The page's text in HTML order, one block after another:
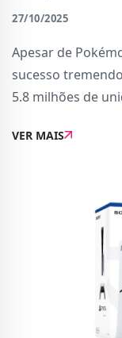
27/10/2025
Apesar de
sucesso
5.8 milhões de
novo jogo da
VER MAIS